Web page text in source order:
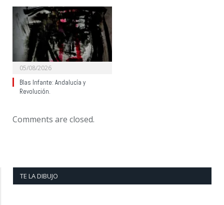
05/08/2026
Blas Infante: Andalucía y
Revolución.
Comments are closed.
TE LA DIBUJO